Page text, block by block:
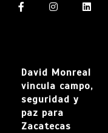
David Monreal
vincula campo,
seguridad y
paz para
Zacatecas